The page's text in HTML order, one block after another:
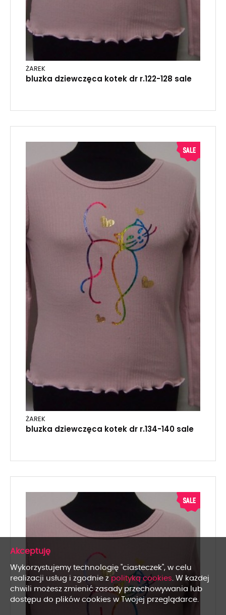
ŻAREK
bluzka dziewczęca kotek dr r.122-128 sale
ŻAREK
bluzka dziewczęca kotek dr r.134-140 sale
Wykorzystujemy technologię "ciasteczek", w celu
realizacji usług i zgodnie zpolityką cookies. W każdej
chwili możesz zmienić zasady przechowywania lub
dostępu do plików cookies w Twojej przeglądarce.